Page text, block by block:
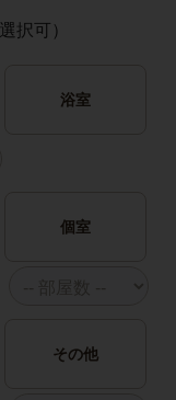
択可）
浴室
個室
その他